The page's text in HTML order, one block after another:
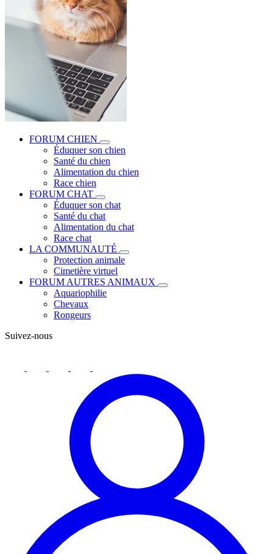
FORUM CHIEN
Éduquer son chien
Santé du chien
Alimentation du chien
Race chien
FORUM CHAT
Éduquer son chat
Santé du chat
Alimentation du chat
Race chat
LA COMMUNAUTÉ
Protection animale
Cimetière virtuel
FORUM AUTRES ANIMAUX
Aquariophilie
Chevaux
Rongeurs
Suivez-nous